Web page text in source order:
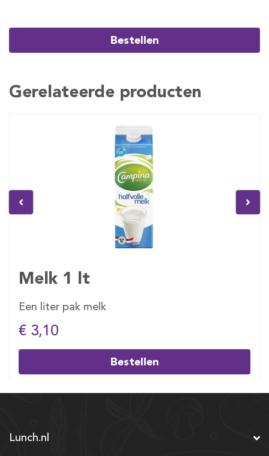
Bestellen
Gerelateerde producten
Melk 1 lt
Een liter pak melk
€ 3,10
Bestellen
Lunch.nl